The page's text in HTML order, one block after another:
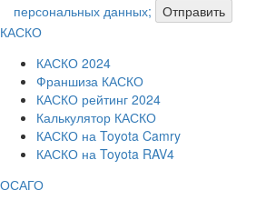
персональных данных;
Отправить
КАСКО
КАСКО 2024
Франшиза КАСКО
КАСКО рейтинг 2024
Калькулятор КАСКО
КАСКО на Toyota Camry
КАСКО на Toyota RAV4
ОСАГО